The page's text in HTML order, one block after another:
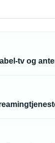
tv og